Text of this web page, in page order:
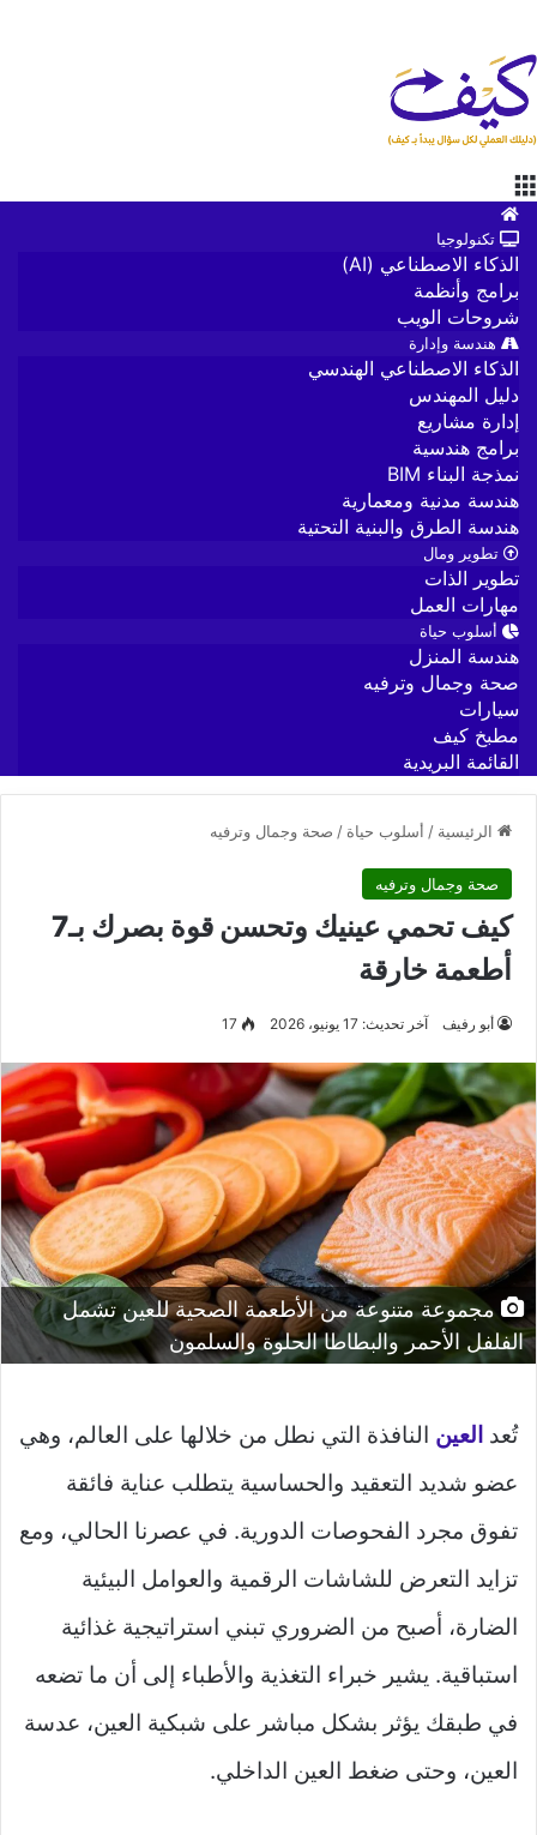
الرئيسية
تكنولوجيا
الذكاء الاصطناعي (AI)
برامج وأنظمة
شروحات الويب
هندسة وإدارة
الذكاء الاصطناعي الهندسي
دليل المهندس
إدارة مشاريع
برامج هندسية
نمذجة البناء BIM
هندسة مدنية ومعمارية
هندسة الطرق والبنية التحتية
تطوير ومال
تطوير الذات
مهارات العمل
أسلوب حياة
هندسة المنزل
صحة وجمال وترفيه
سيارات
مطبخ كيف
القائمة البريدية
الرئيسية / أسلوب حياة / صحة وجمال وترفيه
صحة وجمال وترفيه
كيف تحمي عينيك وتحسن قوة بصرك بـ7
أطعمة خارقة
أبو رفيف آخر تحديث: 17 يونيو، 2026 17
مجموعة متنوعة من الأطعمة الصحية للعين تشمل
الفلفل الأحمر والبطاطا الحلوة والسلمون
تُعد العين النافذة التي نطل من خلالها على العالم، وهي
عضو شديد التعقيد والحساسية يتطلب عناية فائقة
تفوق مجرد الفحوصات الدورية. في عصرنا الحالي، ومع
تزايد التعرض للشاشات الرقمية والعوامل البيئية
الضارة، أصبح من الضروري تبني استراتيجية غذائية
استباقية. يشير خبراء التغذية والأطباء إلى أن ما تضعه
في طبقك يؤثر بشكل مباشر على شبكية العين، عدسة
العين، وحتى ضغط العين الداخلي.